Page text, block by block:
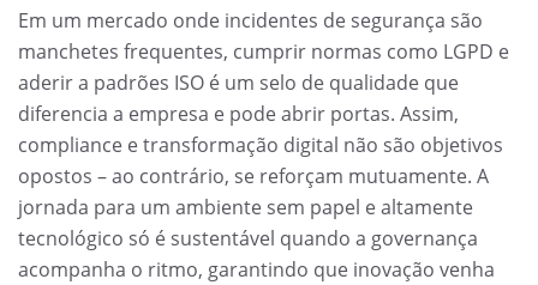
Em um mercado onde incidentes de segurança são
manchetes frequentes, cumprir normas como LGPD e
aderir a padrões ISO é um selo de qualidade que
diferencia a empresa e pode abrir portas. Assim,
compliance e transformação digital não são objetivos
opostos – ao contrário, se reforçam mutuamente. A
jornada para um ambiente sem papel e altamente
tecnológico só é sustentável quando a governança
acompanha o ritmo, garantindo que inovação venha